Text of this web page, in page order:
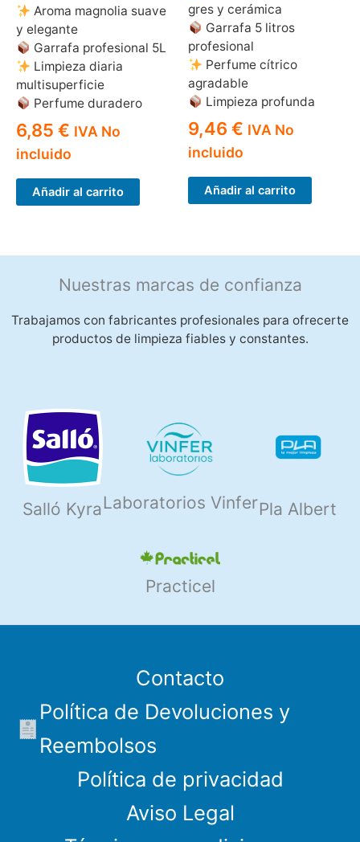
Aroma magnolia suave
y elegante
Garrafa profesional 5L
Limpieza diaria
multisuperficie
Perfume duradero
6,85 € IVA No
incluido
Añadir al carrito
gres y cerámica
Garrafa 5 litros
profesional
Perfume cítrico
agradable
Limpieza profunda
9,46 € IVA No
incluido
Añadir al carrito
Nuestras marcas de confianza
Trabajamos con fabricantes profesionales para ofrecerte
productos de limpieza fiables y constantes.
Salló Kyra Laboratorios VinferPla Albert
Practicel
Contacto
Política de Devoluciones y
Reembolsos
Política de privacidad
Aviso Legal